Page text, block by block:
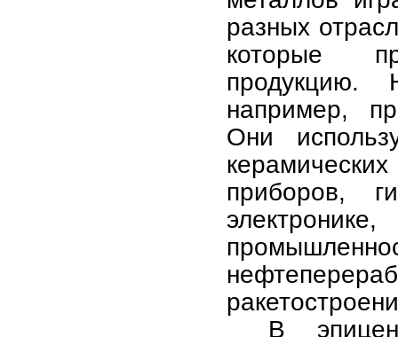
разных
которые
продукцию.
например,
Они
приборов,
В